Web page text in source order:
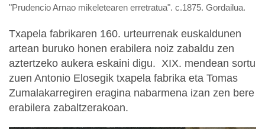
"Prudencio Arnao mikeletearen erretratua". c.1875. Gordailua.
Txapela fabrikaren 160. urteurrenak euskaldunen
artean buruko honen erabilera noiz zabaldu zen
aztertzeko aukera eskaini digu. XIX. mendean sortu
zuen Antonio Elosegik txapela fabrika eta Tomas
Zumalakarregiren eragina nabarmena izan zen bere
erabilera zabaltzerakoan.